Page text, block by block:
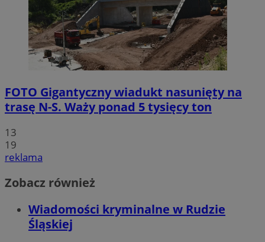
FOTO Gigantyczny wiadukt nasunięty na
trasę N-S. Waży ponad 5 tysięcy ton
13
19
reklama
Zobacz również
Wiadomości kryminalne w Rudzie
Śląskiej